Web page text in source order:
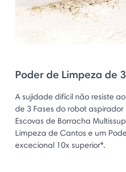
Poder de Limpeza de
A sujidade difícil não resiste
de 3 Fases do robot aspirador
Escovas de Borracha
Limpeza de Cantos e um
excecional 10x superior*.